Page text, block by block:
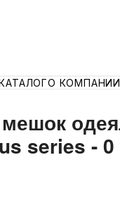
О КОМПАНИИ
series -